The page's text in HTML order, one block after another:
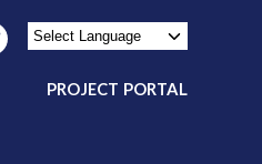
PROJECT PORTAL